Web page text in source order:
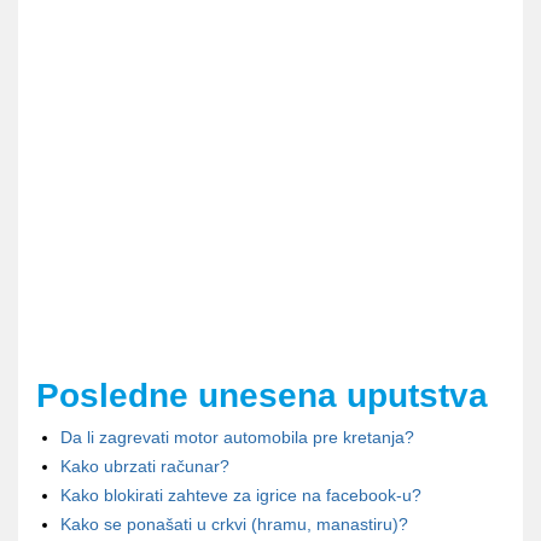
Posledne unesena uputstva
Da li zagrevati motor automobila pre kretanja?
Kako ubrzati računar?
Kako blokirati zahteve za igrice na facebook-u?
Kako se ponašati u crkvi (hramu, manastiru)?